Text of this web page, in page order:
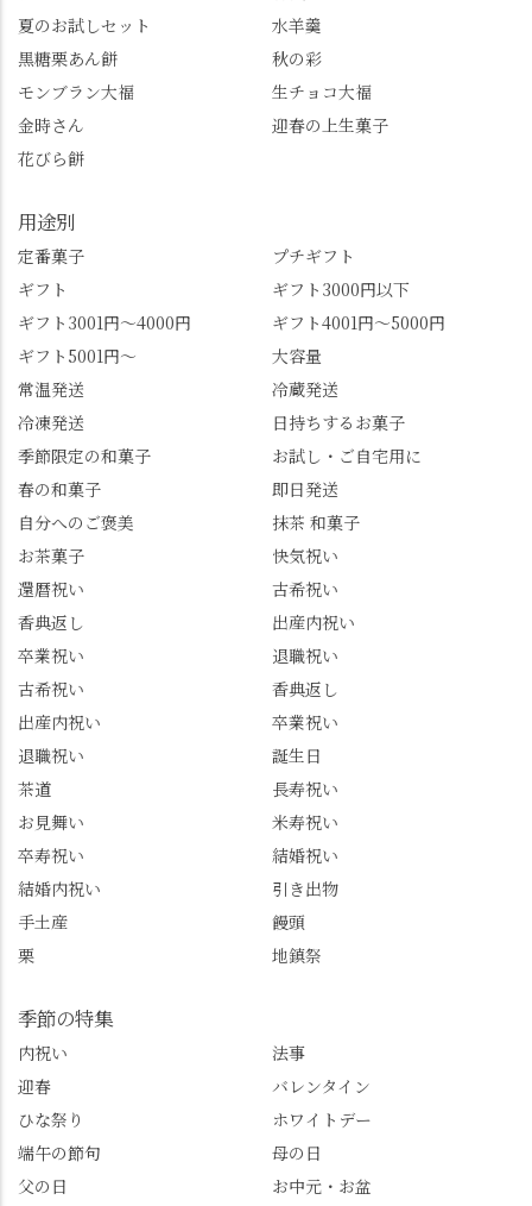
し、いろんな特典もあ
していない人はぜひこ
の機会に会員登録もし
てみてね。 みなさんは
この中で気になったも
すめ品ばかりです。よ
かったらぜひこの機会
北川🍡 住所 長岡京市う
ぐいす台1-3 TEL 075-
954-0400 営業時間 10:00
@mizuha_kitagawa #セン
ス長岡京 #SENSE長岡
京公式アンバサダー #み
ずは北川 私のアカウン
グルメをメインに発
信。お店選びの参考な
どにご利用いただける
の情報を詳しく知りた
い人は、下記アカウン
トもあわせてチェック
@sense_nagaokakyo 長岡
京市観光協会
@nagaokakyo_tourism ふ
@furufuru_nagaokakyo
物価の値上がりが激し
桜。"玉の輿"の語源に
院と徳川綱吉の、教科
書がひっくり返るよう
な再評価のお話まで聞
景、もっと知られてほ
しい！ 🍋締めは「みず
話題のレモンわらび餅
と、夏季限定・竹筒入
り水ようかん「清竹」
んな大満足の笑顔😋 さ
らに日高さんから、な
かの邸の珈琲パックと
小倉山荘のお菓子のサ
で🎁最後の最後まで"お
もてなし"の心を教えて
いただきました。 プロ
ドライバーならではの
情、お客様を飽きさせ
ない語り口…。楽しみ
ながら学びっぱなしの
のガイド活動にしっか
り活かしていきます💪
西山、ほんまにええと
こです。次はあなたを
🚕✨ #京都西山旅感 #京
都西山 #おもてなしタク
こごろ #勝持寺 #正法寺
#善峯寺 #あじさい #あ
じさい供養 #遊龍の松 #
清竹 #なかの邸 #小倉山
夏のお試しセット
水羊羹
黒糖栗あん餅
秋の彩
モンブラン大福
生チョコ大福
金時さん
迎春の上生菓子
花びら餅
用途別
定番菓子
プチギフト
ギフト
ギフト3000円以下
ギフト3001円～4000円
ギフト4001円～5000円
ギフト5001円～
大容量
常温発送
冷蔵発送
冷凍発送
日持ちするお菓子
季節限定の和菓子
お試し・ご自宅用に
春の和菓子
即日発送
自分へのご褒美
抹茶 和菓子
お茶菓子
快気祝い
還暦祝い
古希祝い
香典返し
出産内祝い
卒業祝い
退職祝い
古希祝い
香典返し
出産内祝い
卒業祝い
退職祝い
誕生日
茶道
長寿祝い
お見舞い
米寿祝い
卒寿祝い
結婚祝い
結婚内祝い
引き出物
手土産
饅頭
栗
地鎮祭
季節の特集
内祝い
法事
迎春
バレンタイン
ひな祭り
ホワイトデー
端午の節句
母の日
父の日
お中元・お盆